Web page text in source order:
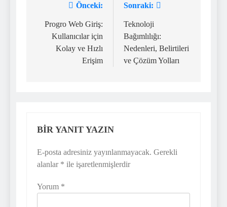
gezinmesi
Önceki:
Progro Web Giriş:
Kullanıcılar için
Kolay ve Hızlı
Erişim
Sonraki:
Teknoloji
Bağımlılığı:
Nedenleri, Belirtileri
ve Çözüm Yolları
BIR YANIT YAZIN
E-posta adresiniz yayınlanmayacak. Gerekli
alanlar * ile işaretlenmişlerdir
Yorum *